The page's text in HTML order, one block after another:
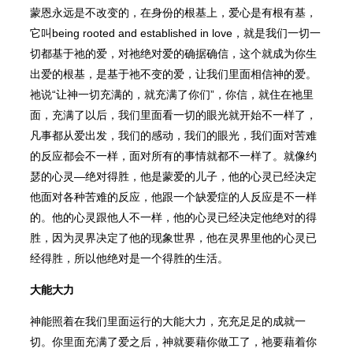
蒙恩永远是不改变的，在身份的根基上，爱心是有根有基，
它叫being rooted and established in love，就是我们一切一
切都基于祂的爱，对祂绝对爱的确据确信，这个就成为你生
出爱的根基，是基于祂不变的爱，让我们里面相信神的爱。
祂说“让神一切充满的，就充满了你们”，你信，就住在祂里
面，充满了以后，我们里面看一切的眼光就开始不一样了，
凡事都从爱出发，我们的感动，我们的眼光，我们面对苦难
的反应都会不一样，面对所有的事情就都不一样了。就像约
瑟的心灵—绝对得胜，他是蒙爱的儿子，他的心灵已经决定
他面对各种苦难的反应，他跟一个缺爱症的人反应是不一样
的。他的心灵跟他人不一样，他的心灵已经决定他绝对的得
胜，因为灵界决定了他的现象世界，他在灵界里他的心灵已
经得胜，所以他绝对是一个得胜的生活。
大能大力
神能照着在我们里面运行的大能大力，充充足足的成就一
切。你里面充满了爱之后，神就要藉你做工了，祂要藉着你